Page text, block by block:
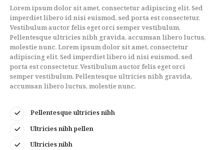
Lorem ipsum dolor sit amet, consectetur adipiscing elit. Sed
imperdiet libero id nisi euismod, sed porta est consectetur.
Vestibulum auctor felis eget orci semper vestibulum.
Pellentesque ultricies nibh gravida, accumsan libero luctus,
molestie nunc. Lorem ipsum dolor sit amet, consectetur
adipiscing elit. Sed imperdiet libero id nisi euismod, sed
porta est consectetur. Vestibulum auctor felis eget orci
semper vestibulum. Pellentesque ultricies nibh gravida,
accumsan libero luctus, molestie nunc.
Pellentesque ultricies nibh
Ultricies nibh pellen
Ultricies nibh